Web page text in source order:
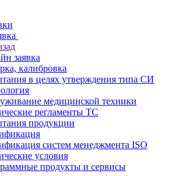
заявка
калибровка
в целях утверждения типа СИ
медицинской техники
регламенты ТС
продукции
систем менеджмента ISO
условия
продукты и сервисы